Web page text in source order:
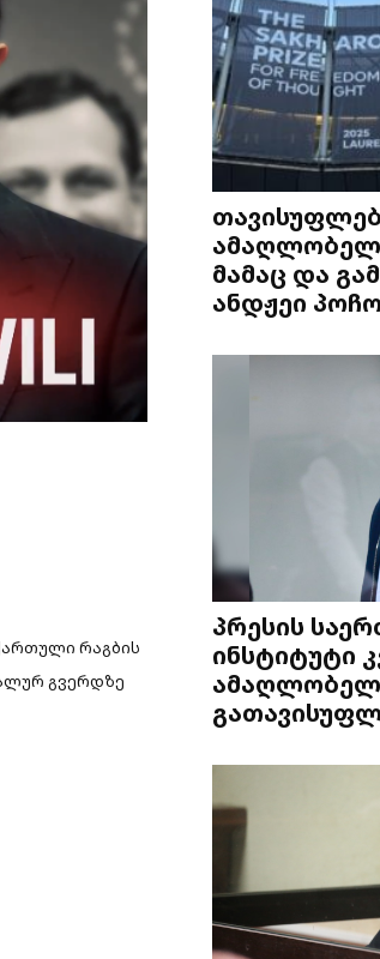
რაგბის
გვერდზე
მამაც და
ანდჟეი
პრესის
ინსტიტუტი